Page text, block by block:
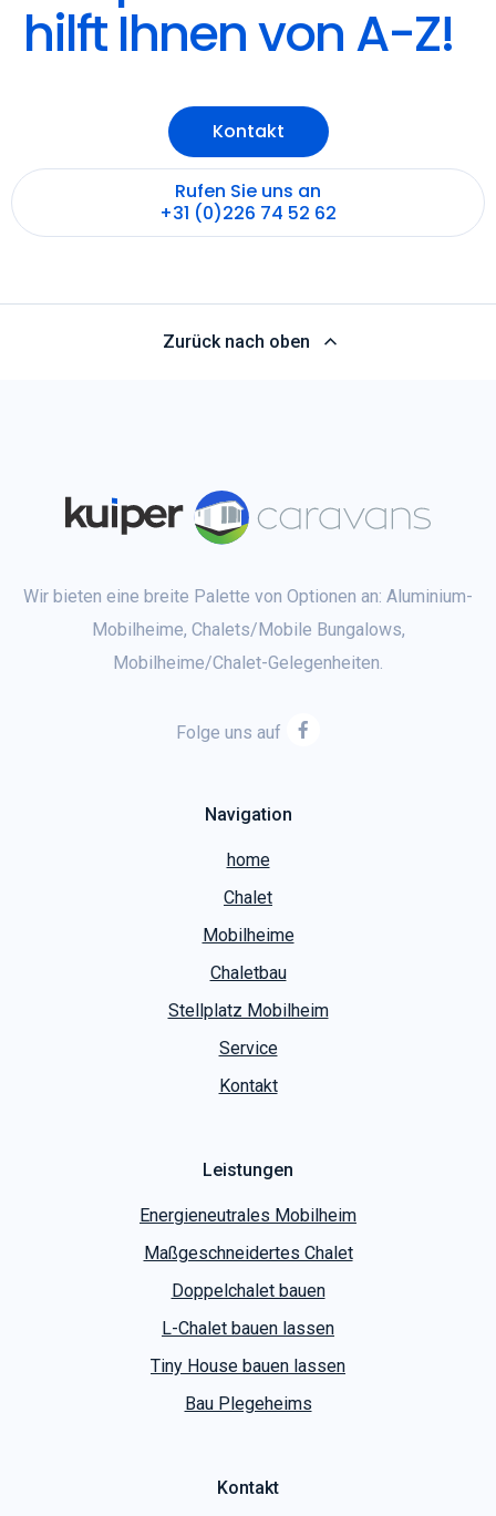
Rufen Sie uns an
+31 (0)226 74 52 62
Wir bieten eine breite Palette von Optionen an: Aluminium-
Mobilheime/Chalet-Gelegenheiten.
Folge uns auf
Navigation
Chalet
Mobilheime
Chaletbau
Stellplatz Mobilheim
Service
Kontakt
Leistungen
Maßgeschneidertes Chalet
Doppelchalet bauen
L-Chalet bauen lassen
Tiny House bauen lassen
Bau Plegeheims
Kontakt
Slootgaardweg 31 a